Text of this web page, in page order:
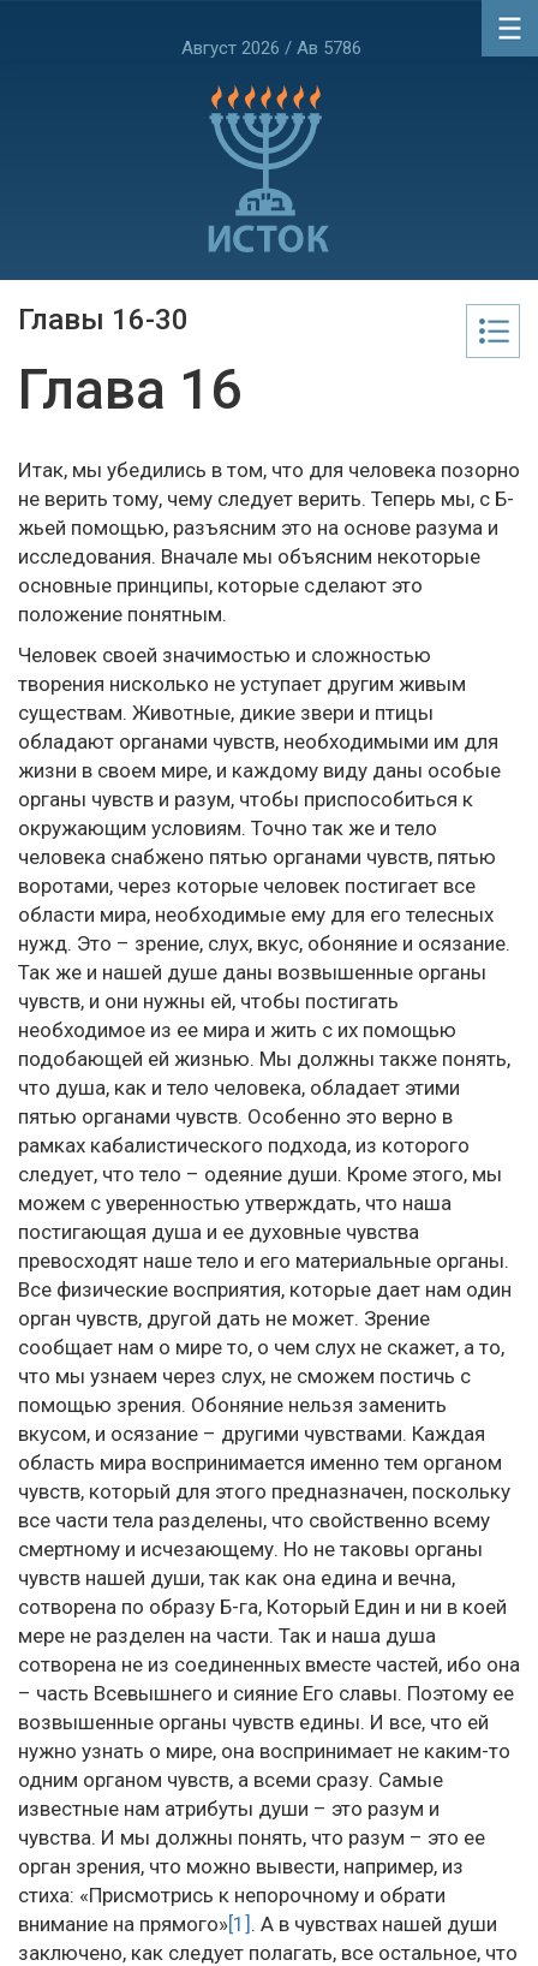
Август 2026 / Ав 5786
Главы 16-30
Глава 16
Итак, мы убедились в том, что для человека позорно
не верить тому, чему следует верить. Теперь мы, с Б-
жьей помощью, разъясним это на основе разума и
исследования. Вначале мы объясним некоторые
основные принципы, которые сделают это
положение понятным.
Человек своей значимостью и сложностью
творения нисколько не уступает другим живым
существам. Животные, дикие звери и птицы
обладают органами чувств, необходимыми им для
жизни в своем мире, и каждому виду даны особые
органы чувств и разум, чтобы приспособиться к
окружающим условиям. Точно так же и тело
человека снабжено пятью органами чувств, пятью
воротами, через которые человек постигает все
области мира, необходимые ему для его телесных
нужд. Это – зрение, слух, вкус, обоняние и осязание.
Так же и нашей душе даны возвышенные органы
чувств, и они нужны ей, чтобы постигать
необходимое из ее мира и жить с их помощью
подобающей ей жизнью. Мы должны также понять,
что душа, как и тело человека, обладает этими
пятью органами чувств. Особенно это верно в
рамках кабалистического подхода, из которого
следует, что тело – одеяние души. Кроме этого, мы
можем с уверенностью утверждать, что наша
постигающая душа и ее духовные чувства
превосходят наше тело и его материальные органы.
Все физические восприятия, которые дает нам один
орган чувств, другой дать не может. Зрение
сообщает нам о мире то, о чем слух не скажет, а то,
что мы узнаем через слух, не сможем постичь с
помощью зрения. Обоняние нельзя заменить
вкусом, и осязание – другими чувствами. Каждая
область мира воспринимается именно тем органом
чувств, который для этого предназначен, поскольку
все части тела разделены, что свойственно всему
смертному и исчезающему. Но не таковы органы
чувств нашей души, так как она едина и вечна,
сотворена по образу Б-га, Который Един и ни в коей
мере не разделен на части. Так и наша душа
сотворена не из соединенных вместе частей, ибо она
– часть Всевышнего и сияние Его славы. Поэтому ее
возвышенные органы чувств едины. И все, что ей
нужно узнать о мире, она воспринимает не каким-то
одним органом чувств, а всеми сразу. Самые
известные нам атрибуты души – это разум и
чувства. И мы должны понять, что разум – это ее
орган зрения, что можно вывести, например, из
стиха: «Присмотрись к непорочному и обрати
внимание на прямого»[1] . А в чувствах нашей души
заключено, как следует полагать, все остальное, что